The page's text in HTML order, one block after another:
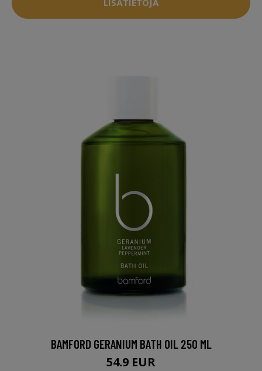
LISÄTIETOJA
BAMFORD GERANIUM BATH OIL 250 ML
54.9 EUR